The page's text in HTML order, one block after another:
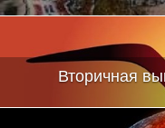
Вторичная